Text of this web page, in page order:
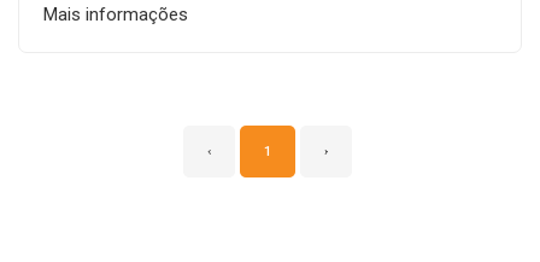
Mais informações
‹ 1 ›